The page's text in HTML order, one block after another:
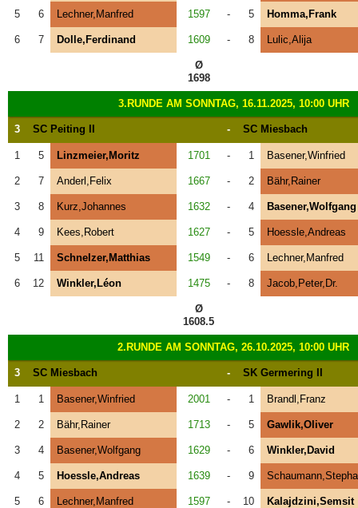
5 6 Lechner,Manfred 1597 - 5 Homma,Frank
6 7 Dolle,Ferdinand 1609 - 8 Lulic,Alija
Ø
1698
3.RUNDE AM SONNTAG, 16.11.2025, 10:00 UHR
3 SC Peiting II - SC Miesbach
1 5 Linzmeier,Moritz 1701 - 1 Basener,Winfried
2 7 Anderl,Felix 1667 - 2 Bähr,Rainer
3 8 Kurz,Johannes 1632 - 4 Basener,Wolfgang
4 9 Kees,Robert 1627 - 5 Hoessle,Andreas
5 11 Schnelzer,Matthias 1549 - 6 Lechner,Manfred
6 12 Winkler,Léon 1475 - 8 Jacob,Peter,Dr.
Ø
1608.5
2.RUNDE AM SONNTAG, 26.10.2025, 10:00 UHR
3 SC Miesbach - SK Germering II
1 1 Basener,Winfried 2001 - 1 Brandl,Franz
2 2 Bähr,Rainer 1713 - 5 Gawlik,Oliver
3 4 Basener,Wolfgang 1629 - 6 Winkler,David
4 5 Hoessle,Andreas 1639 - 9
5 6 Lechner,Manfred 1597 - 10 Kalajdzini,Semsit